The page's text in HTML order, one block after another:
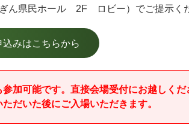
ん県民ホール 2F ロビー）でご提示く
込みはこちらから
加可能です。直接会場受付にお越しくだ
だいた後にご入場いただきます。